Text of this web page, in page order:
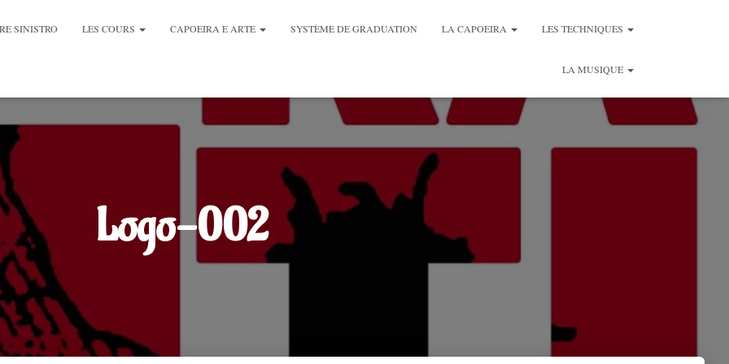
SINISTRO LES COURS CAPOEIRA E ARTE SYSTÈME DE GRADUATION LA CAPOEIRA LES TECHNIQUES
LA MUSIQUE
Logo-002